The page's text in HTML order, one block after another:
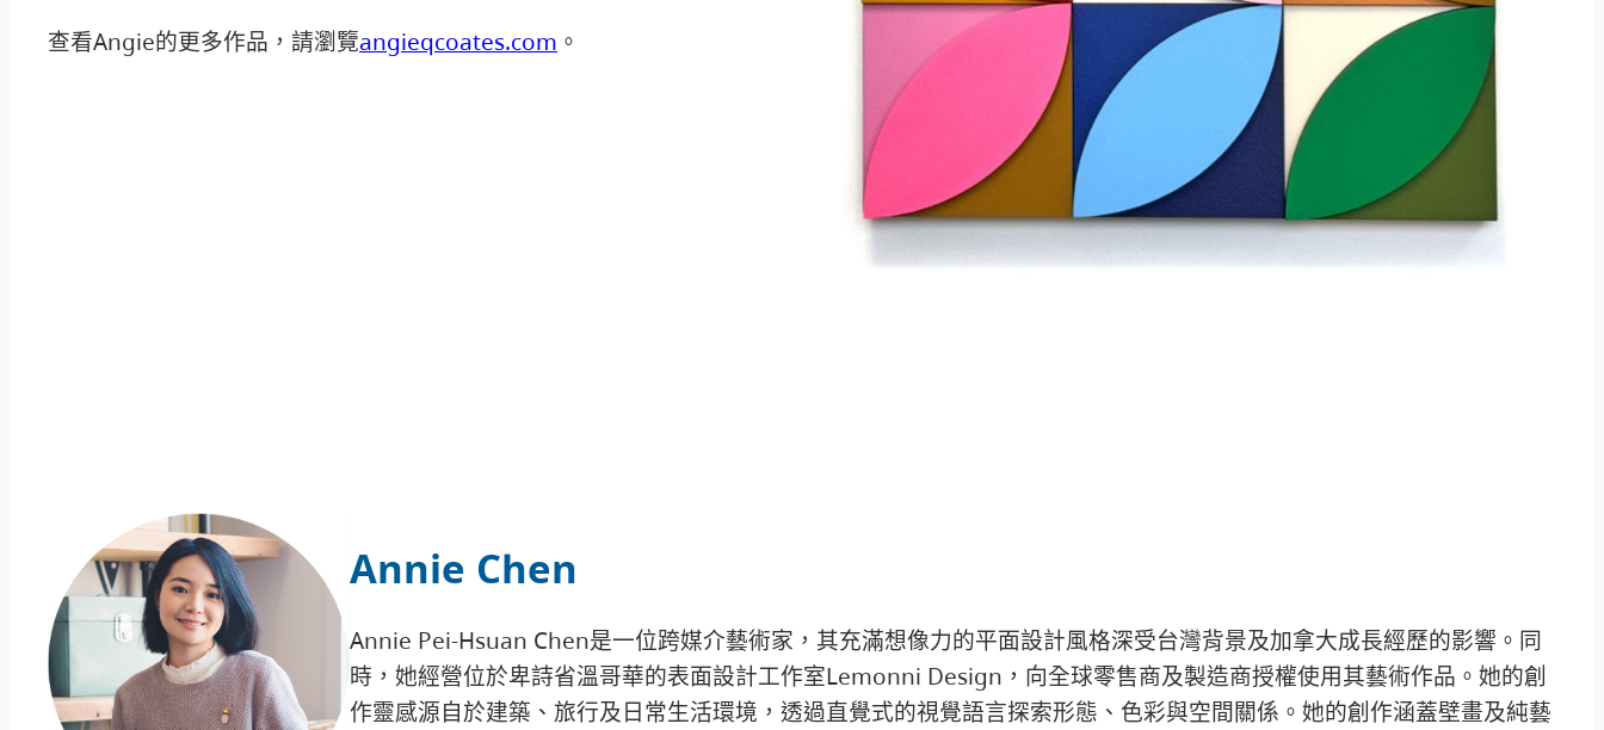
查看Angie的更多作品，請瀏覽angieqcoates.com 。
Annie Chen
Annie Pei-Hsuan Chen是一位跨媒介藝術家，其充滿想像力的平面設計風格深受台灣背景及加拿大成長經歷的影響。同
時，她經營位於卑詩省溫哥華的表面設計工作室Lemonni Design，向全球零售商及製造商授權使用其藝術作品。她的創
作靈感源自於建築、旅行及日常生活環境，透過直覺式的視覺語言探索形態、色彩與空間關係。她的創作涵蓋壁畫及純藝